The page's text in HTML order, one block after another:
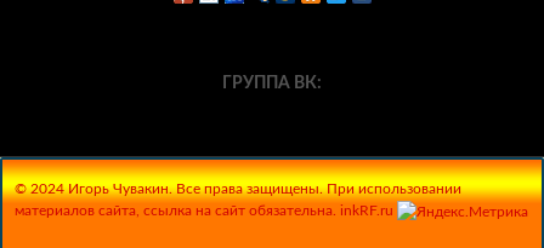
ГРУППА ВК:
© 2024 Игорь Чувакин. Все права защищены. При использовании
материалов сайта, ссылка на сайт обязательна. inkRF.ru